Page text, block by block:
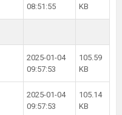
08:51:55
KB
2025-01-04
09:57:53
105.59
KB
2025-01-04
09:57:53
105.14
KB